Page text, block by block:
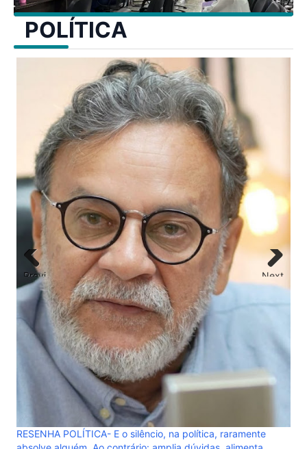
POLÍTICA
E o silêncio, na política, raramente
ELEIÇÕES 2026-
de agosto
Previ
ous
Next